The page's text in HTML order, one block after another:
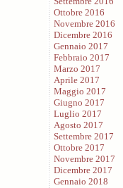
Ottobre 2016
Novembre 2016
Dicembre 2016
Gennaio 2017
Febbraio 2017
Marzo 2017
Aprile 2017
Maggio 2017
Giugno 2017
Luglio 2017
Agosto 2017
Settembre 2017
Ottobre 2017
Novembre 2017
Dicembre 2017
Gennaio 2018